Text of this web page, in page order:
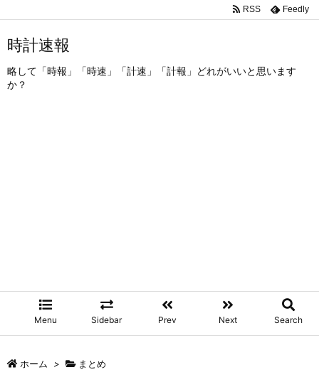
時計速報
略して「時報」「時速」「計速」「計報」どれがいいと思います
か？
Menu Sidebar Prev Next Search
RSS Feedly
ホーム > まとめ